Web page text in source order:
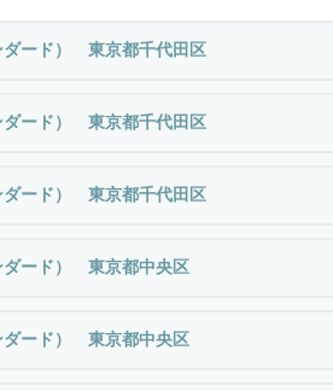
ダード） 東京都千代田区
ダード） 東京都千代田区
ダード） 東京都千代田区
ダード） 東京都中央区
ダード） 東京都中央区